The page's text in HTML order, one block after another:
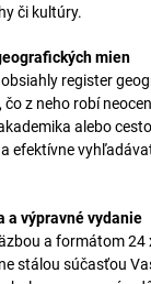
či kultúry.
mien
register
čo z neho robí
alebo
efektívne
a výpravné vydanie
a formátom 24
stálou súčasťou